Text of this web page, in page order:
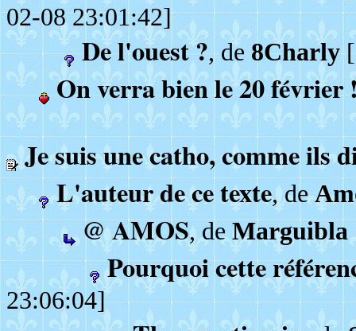
02-08 23:01:42]
De l'ouest ?, de 8Charly
On verra bien le 20 février
Je suis une catho, comme ils
L'auteur de ce texte, de
@ AMOS, deMarguibla
Pourquoi cette
23:06:04]